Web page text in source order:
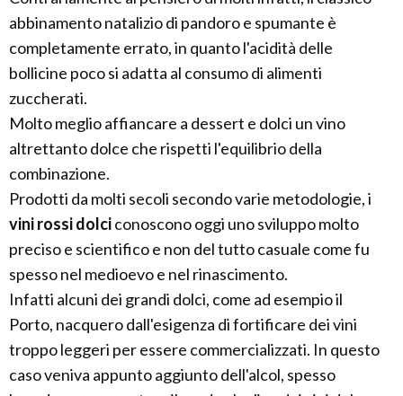
abbinamento natalizio di pandoro e spumante è
completamente errato, in quanto l'acidità delle
bollicine poco si adatta al consumo di alimenti
zuccherati.
Molto meglio affiancare a dessert e dolci un vino
altrettanto dolce che rispetti l'equilibrio della
combinazione.
Prodotti da molti secoli secondo varie metodologie, i
vini rossi dolciconoscono oggi uno sviluppo molto
preciso e scientifico e non del tutto casuale come fu
spesso nel medioevo e nel rinascimento.
Infatti alcuni dei grandi dolci, come ad esempio il
Porto, nacquero dall'esigenza di fortificare dei vini
troppo leggeri per essere commercializzati. In questo
caso veniva appunto aggiunto dell'alcol, spesso